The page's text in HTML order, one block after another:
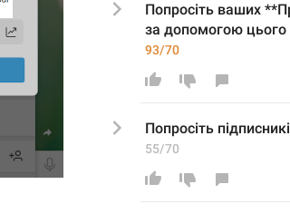
Попросіть ваших
за допомогою цього
93/70
Попросіть
55/70